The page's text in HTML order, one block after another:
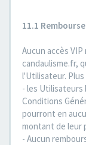
11.1
Aucun accès
candaulisme.fr,
l'Utilisateur.
- les Utilisateurs
Conditions
pourront en
montant de leur
- Aucun